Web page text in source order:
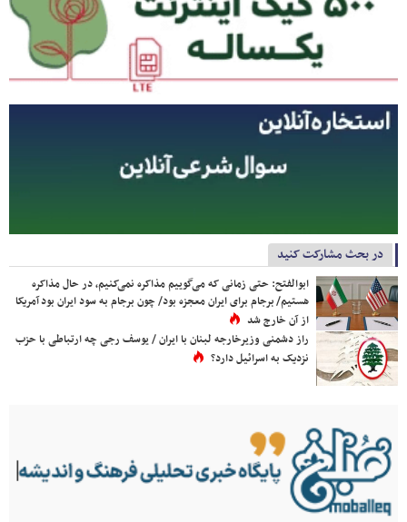
در بحث مشارکت کنید
ابوالفتح: حتی زمانی که می‌گوییم مذاکره نمی‌کنیم، در حال مذاکره
هستیم/ برجام برای ایران معجزه بود/ چون برجام به سود ایران بود آمریکا
از آن خارج شد
راز دشمنی وزیرخارجه لبنان با ایران / یوسف رجی چه ارتباطی با حزب
نزدیک به اسرائیل دارد؟